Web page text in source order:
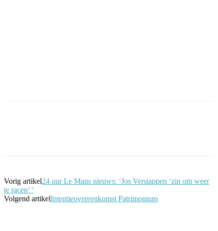
Vorig artikel24 uur Le Mans nieuws: ‘Jos Verstappen ‘zin om weer
te racen’ ‘
Volgend artikelIntentieovereenkomst Patrimonium